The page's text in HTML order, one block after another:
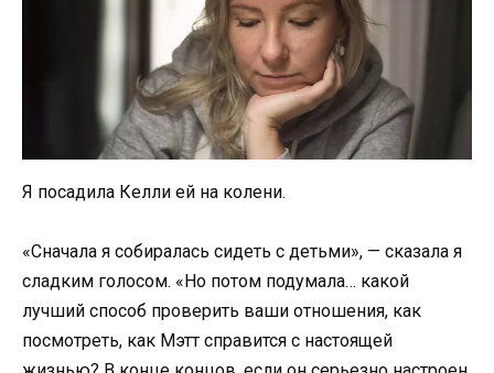
Я посадила Келли ей на колени.
«Сначала я собиралась сидеть с детьми», — сказала я
сладким голосом. «Но потом подумала… какой
лучший способ проверить ваши отношения, как
посмотреть, как Мэтт справится с настоящей